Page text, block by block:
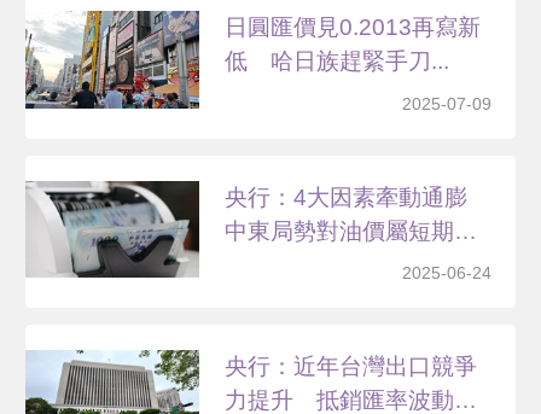
日圓匯價見0.2013再寫新
低 哈日族趕緊手刀...
2025-07-09
央行：4大因素牽動通膨
中東局勢對油價屬短期
2025-06-24
央行：近年台灣出口競爭
力提升 抵銷匯率波動影